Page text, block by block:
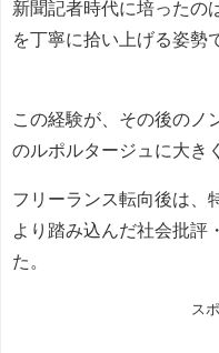
新聞記者時代に培ったの
を丁寧に拾い上げる姿勢
この経験が、その後のノ
のルポルタージュに大き
フリーランス転向後は、
より踏み込んだ社会批評
た。
ス